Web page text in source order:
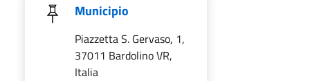
Municipio
Piazzetta S. Gervaso, 1,
37011 Bardolino VR,
Italia